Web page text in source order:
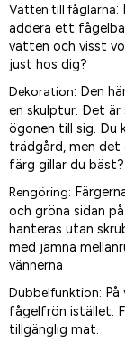
Vatten till fåglarna:
addera ett
vatten och visst
just hos dig?
Dekoration: Den
en skulptur. Det
ögonen till sig. Du
trädgård, men det
färg gillar du
Rengöring:
och gröna sidan
hanteras utan
med jämna
vännerna
Dubbelfunktion:
fågelfrön istället.
tillgänglig mat.